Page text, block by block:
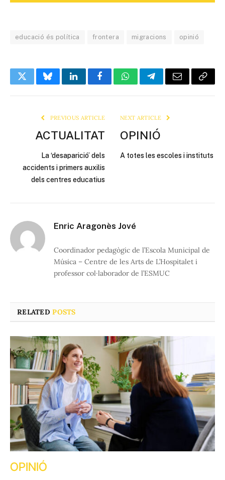
educació és política frontera migracions opinió
TwitterBlueskyLinkedInFacebookWhatsAppTelegramEmail Copy
PREVIOUS ARTICLE
ACTUALITAT
La ‘desaparició’ dels
accidents i primers auxilis
dels centres educatius
NEXT ARTICLE
OPINIÓ
A totes les escoles i instituts
Enric Aragonès Jové
Coordinador pedagògic de l’Escola Municipal de
Música – Centre de les Arts de L’Hospitalet i
professor col·laborador de l’ESMUC
RELATEDPOSTS
OPINIÓ